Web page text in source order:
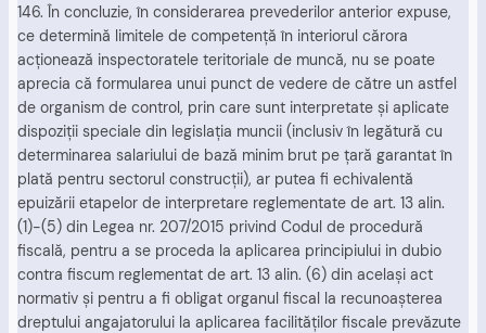
146. În concluzie, în considerarea prevederilor anterior expuse,
ce determină limitele de competenţă în interiorul cărora
acţionează inspectoratele teritoriale de muncă, nu se poate
aprecia că formularea unui punct de vedere de către un astfel
de organism de control, prin care sunt interpretate şi aplicate
dispoziţii speciale din legislaţia muncii (inclusiv în legătură cu
determinarea salariului de bază minim brut pe ţară garantat în
plată pentru sectorul construcţii), ar putea fi echivalentă
epuizării etapelor de interpretare reglementate de art. 13 alin.
(1)-(5) din Legea nr. 207/2015 privind Codul de procedură
fiscală, pentru a se proceda la aplicarea principiului in dubio
contra fiscum reglementat de art. 13 alin. (6) din acelaşi act
normativ şi pentru a fi obligat organul fiscal la recunoaşterea
dreptului angajatorului la aplicarea facilităţilor fiscale prevăzute